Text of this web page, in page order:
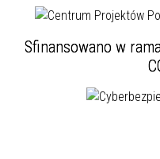
Sfinansowano w